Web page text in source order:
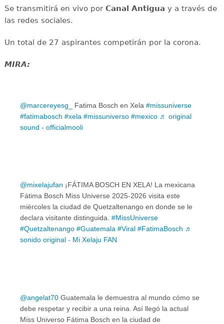
Se transmitirá en vivo porCanal Antigua y a través de
las redes sociales.
Un total de 27 aspirantes competirán por la corona.
MIRA:
@marcereyesg_ Fatima Bosch en Xela #missuniverse
#fatimabosch #xela #missuniverso #mexico ♬ original
sound - officialmooli
@mixelajufan ¡FÁTIMA BOSCH EN XELA! La mexicana
Fátima Bosch Miss Universe 2025-2026 visita este
miércoles la ciudad de Quetzaltenango en donde se le
declara visitante distinguida. #MissUniverse
#Quetzaltenango #Guatemala #Viral #FatimaBosch ♬
sonido original - Mi Xelaju FAN
@angelat70 Guatemala le demuestra al mundo cómo se
debe respetar y recibir a una reina. Así llegó la actual
Miss Universo Fátima Bosch en la ciudad de